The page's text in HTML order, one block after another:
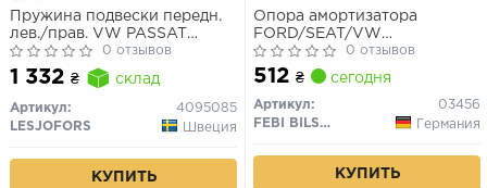
Пружина подвески передн.
лев./прав. VW PASSAT
2.0FSI 09.05-11.00
0 отзывов
1 332 ₴ склад
Артикул:
4095085
LESJOFORS
Швеция
КУПИТЬ
Опора амортизатора
FORD/SEAT/VW
Galaxy/Cordoba/Caddy/Golf/
"F "93-"10
0 отзывов
512 ₴ сегодня
Артикул:
03456
FEBI BILSTEIN
Германия
КУПИТЬ